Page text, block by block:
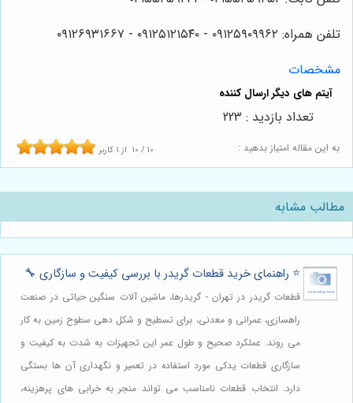
تلفن همراه: ۰۹۱۲۵۹۰۹۹۶۲ - ۰۹۱۲۵۱۲۱۵۴۰‌‌‌ - ۰۹۱۲۶۹۳۱۶۶۷
مشخصات
به این مقاله امتیاز بدهید : 10 / 10 از1 کاربر
تعداد بازدید : 223
مطالب مشابه
⭐️ راهنمای خرید قطعات گریدر با بررسی کیفیت و سازگاری 🔧
قطعات گریدر در تهران - گریدرها، ماشین آلات سنگین حیاتی در صنعت
راهسازی، عمرانی و معدنی، برای تسطیح و شکل دهی سطوح زمین به کار
می روند. عملکرد صحیح و طول عمر این تجهیزات به شدت به کیفیت و
سازگاری قطعات یدکی مورد استفاده در تعمیر و نگهداری آن ها بستگی
دارد. انتخاب قطعات نامناسب می تواند منجر به خرابی های پرهزینه،